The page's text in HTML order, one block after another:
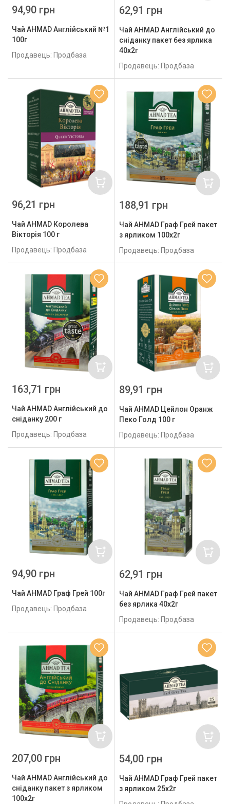
Чай AHMAD Англійський №1
100г
Продавець: Продбаза
94,90 грн
Чай AHMAD Англійський до
сніданку пакет без ярлика
40х2г
Продавець: Продбаза
62,91 грн
Чай AHMAD Королева
Вікторія 100 г
Продавець: Продбаза
96,21 грн
Чай AHMAD Граф Грей пакет
з ярликом 100х2г
Продавець: Продбаза
188,91 грн
Чай AHMAD Англійський до
сніданку 200 г
Продавець: Продбаза
163,71 грн
Чай AHMAD Цейлон Оранж
Пеко Голд 100 г
Продавець: Продбаза
89,91 грн
Чай AHMAD Граф Грей 100г
Продавець: Продбаза
94,90 грн
Чай AHMAD Граф Грей пакет
без ярлика 40х2г
Продавець: Продбаза
62,91 грн
Чай AHMAD Англійський до
сніданку пакет з ярликом
100х2г
207,00 грн
Чай AHMAD Граф Грей пакет
з ярликом 25х2г
54,00 грн